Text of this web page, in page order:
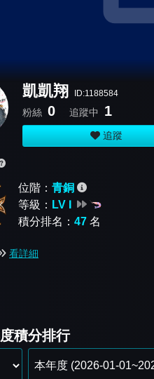
凱凱翔 ID:1188584
粉絲 0 追蹤中 1
追蹤
位階： 青銅
等級： LV Ⅰ
積分排名： 47 名
看詳細
積分排行